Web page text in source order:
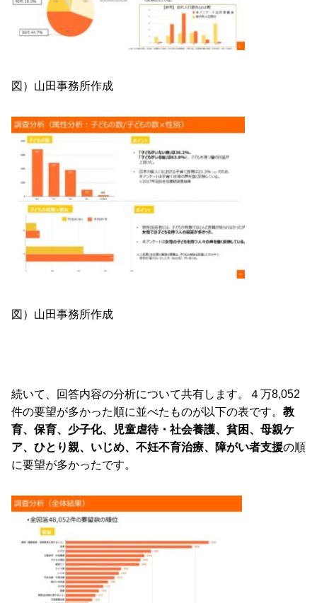
図）山田事務所作成
図）山田事務所作成
続いて、回答内容の分析について共有します。４万8,052
件の要望が多かった順に並べたものが以下の表です。 教
育、保育、少子化、児童虐待・社会養護、貧困、母親ケ
ア、ひとり親、いじめ、不妊不育治療、障がい者支援の順
に要望が多かったです。